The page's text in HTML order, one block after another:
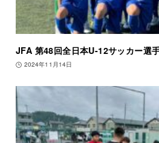
JFA 第48回全日本U-12サッカー選
2024年11月14日